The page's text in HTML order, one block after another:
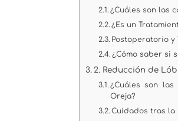
¿Cuáles son las
¿Es un
Postoperatorio y
¿Cómo saber si
2. Reducción de
¿Cuáles son
Oreja?
Cuidados tras la